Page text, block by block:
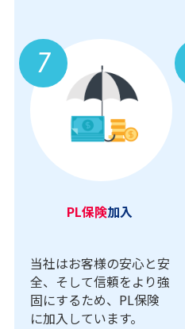
7
PL保険加入
当社はお客様の安心と安
全、そして信頼をより強
固にするため、PL保険
に加入しています。